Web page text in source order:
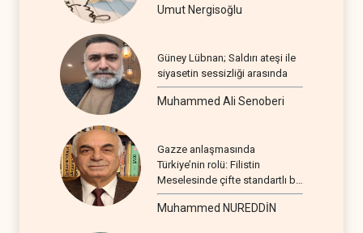
Umut Nergisoğlu
Güney Lübnan; Saldırı ateşi ile
siyasetin sessizliği arasında
Muhammed Ali Senoberi
Gazze anlaşmasında
Türkiye’nin rolü: Filistin
Meselesinde çifte standartlı bir
seyir
Muhammed NUREDDİN